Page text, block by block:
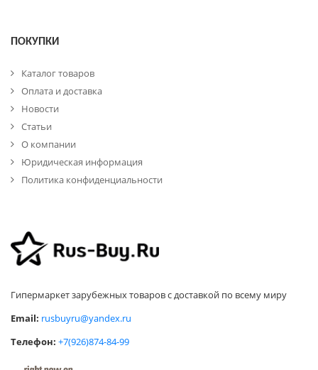
ПОКУПКИ
Каталог товаров
Оплата и доставка
Новости
Статьи
О компании
Юридическая информация
Политика конфиденциальности
Гипермаркет зарубежных товаров с доставкой по всему миру
Email: rusbuyru@yandex.ru
Телефон: +7(926)874-84-99